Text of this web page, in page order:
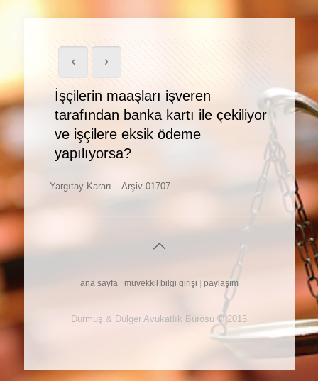
İşçilerin maaşları işveren
tarafından banka kartı ile çekiliyor
ve işçilere eksik ödeme
yapılıyorsa?
Yargıtay Kararı – Arşiv 01707
ana sayfa| müvekkil bilgi girişi paylaşım
Durmuş & Dülger Avukatlık Bürosu © 2015